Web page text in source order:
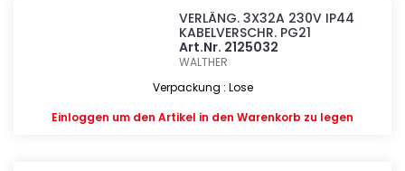
VERLÄNG. 3X32A 230V IP44
KABELVERSCHR. PG21
Art.Nr. 2125032
WALTHER
Verpackung : Lose
Einloggen um den Artikel in den Warenkorb zu legen